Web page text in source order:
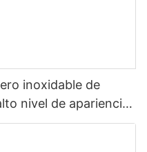
inoxidable de
nivel de apariencia
portátil para niños